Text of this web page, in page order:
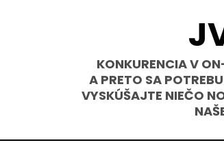
KONKURENCIA V
A PRETO SA
VYSKÚŠAJTE NIEČO